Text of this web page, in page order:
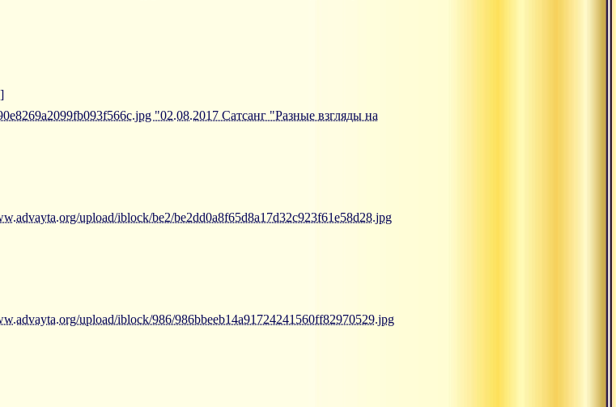
"02.08.2017 Сатсанг "Разные взгляды на
upload/iblock/be2/be2dd0a8f65d8a17d32c923f61e58d28.jpg
upload/iblock/986/986bbeeb14a91724241560ff82970529.jpg